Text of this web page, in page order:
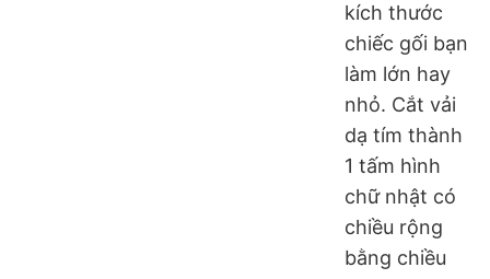
kích thước
chiếc gối bạn
làm lớn hay
nhỏ. Cắt vải
dạ tím thành
1 tấm hình
chữ nhật có
chiều rộng
bằng chiều